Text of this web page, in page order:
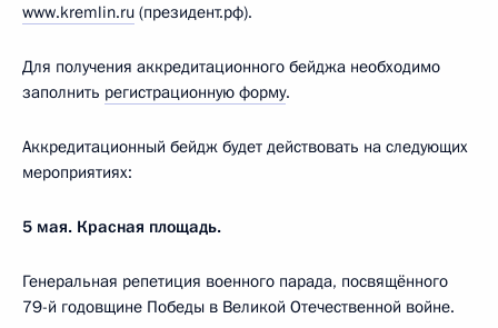
www.kremlin.ru (президент.рф).
Для получения аккредитационного бейджа необходимо
заполнить регистрационную форму.
Аккредитационный бейдж будет действовать на следующих
мероприятиях:
5 мая. Красная площадь.
Генеральная репетиция военного парада, посвящённого
79-й годовщине Победы в Великой Отечественной войне.